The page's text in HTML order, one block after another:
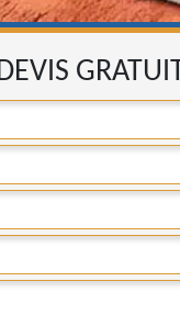
GRATUIT